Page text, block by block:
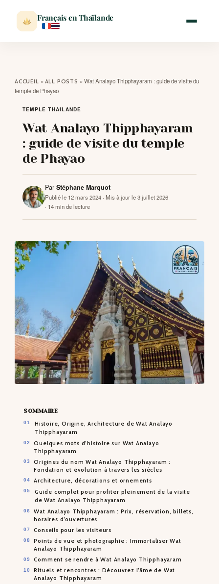
Français en Thaïlande
ACTUALITÉ
VISITER
MÉTÉO
EXPATRIATION
BLOG
CONTACTS
ACCUEIL » ALL POSTS » Wat Analayo Thipphayaram : guide de visite du
temple de Phayao
TEMPLE THAILANDE
Wat Analayo Thipphayaram
: guide de visite du temple
de Phayao
Par Stéphane Marquot
Publié le 12 mars 2024 · Mis à jour le 3 juillet 2026
· 14 min de lecture
SOMMAIRE
Histoire, Origine, Architecture de Wat Analayo
Thipphayaram
Quelques mots d’histoire sur Wat Analayo
Thipphayaram
Origines du nom Wat Analayo Thipphayaram :
Fondation et évolution à travers les siècles
Architecture, décorations et ornements
Guide complet pour profiter pleinement de la visite
de Wat Analayo Thipphayaram
Wat Analayo Thipphayaram : Prix, réservation, billets,
horaires d’ouvertures
Conseils pour les visiteurs
Points de vue et photographie : Immortaliser Wat
Analayo Thipphayaram
Comment se rendre à Wat Analayo Thipphayaram
Rituels et rencontres : Découvrez l’âme de Wat
Analayo Thipphayaram